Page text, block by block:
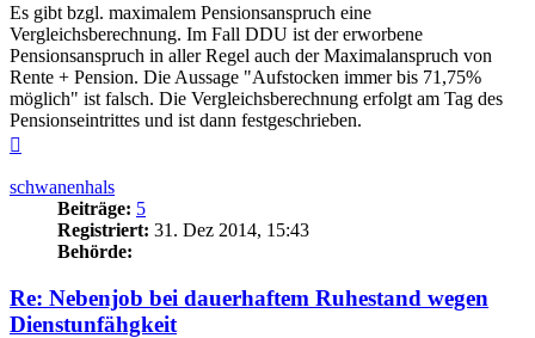
Es gibt bzgl. maximalem Pensionsanspruch eine
Vergleichsberechnung. Im Fall DDU ist der erworbene
Pensionsanspruch in aller Regel auch der Maximalanspruch von
Rente + Pension. Die Aussage "Aufstocken immer bis 71,75%
möglich" ist falsch. Die Vergleichsberechnung erfolgt am Tag des
Pensionseintrittes und ist dann festgeschrieben.
schwanenhals
Beiträge: 5
Registriert: 31. Dez 2014, 15:43
Behörde:
Re: Nebenjob bei dauerhaftem Ruhestand wegen
Dienstunfähgkeit